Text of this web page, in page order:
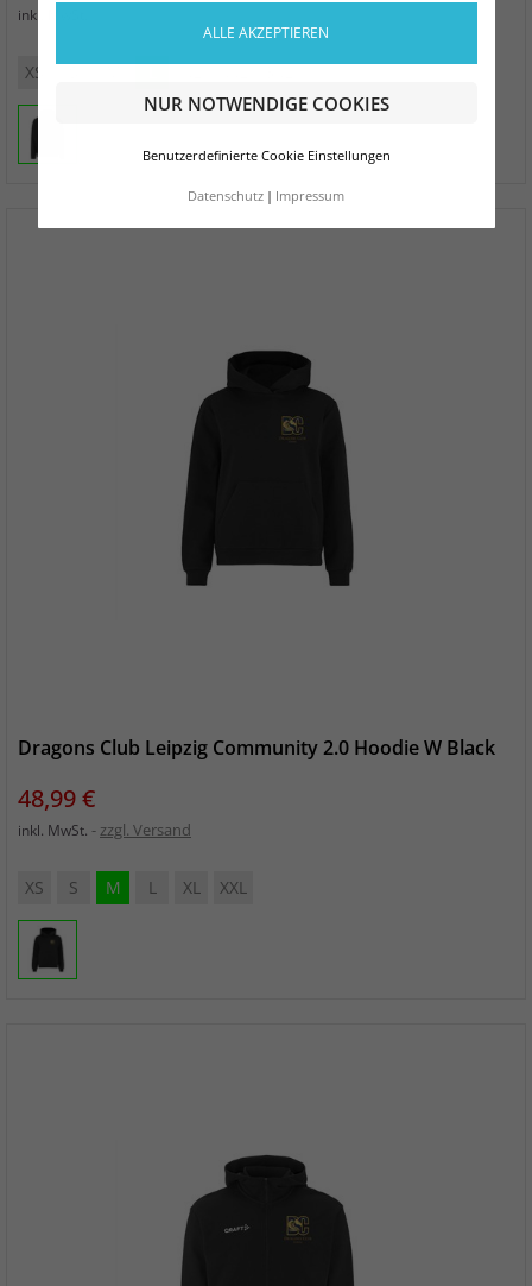
ALLE AKZEPTIEREN
NUR NOTWENDIGE COOKIES
Benutzerdefinierte Cookie Einstellungen
Datenschutz Impressum
inkl. MwSt.
XS S M L XL XXL 3XL
Dragons Club Leipzig Community 2.0 Hoodie W Black
Preis
48,99 €
inkl. MwSt. zzgl. Versand
XS S M L XL XXL